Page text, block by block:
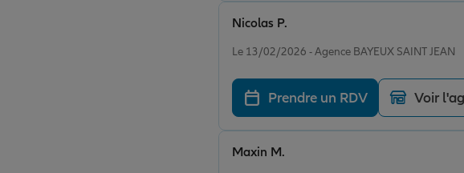
Le 13/02/2026 - Agence BAYEUX SAINT JEAN
Nicolas P.
Prendre un RDV Voir
Maxin M.